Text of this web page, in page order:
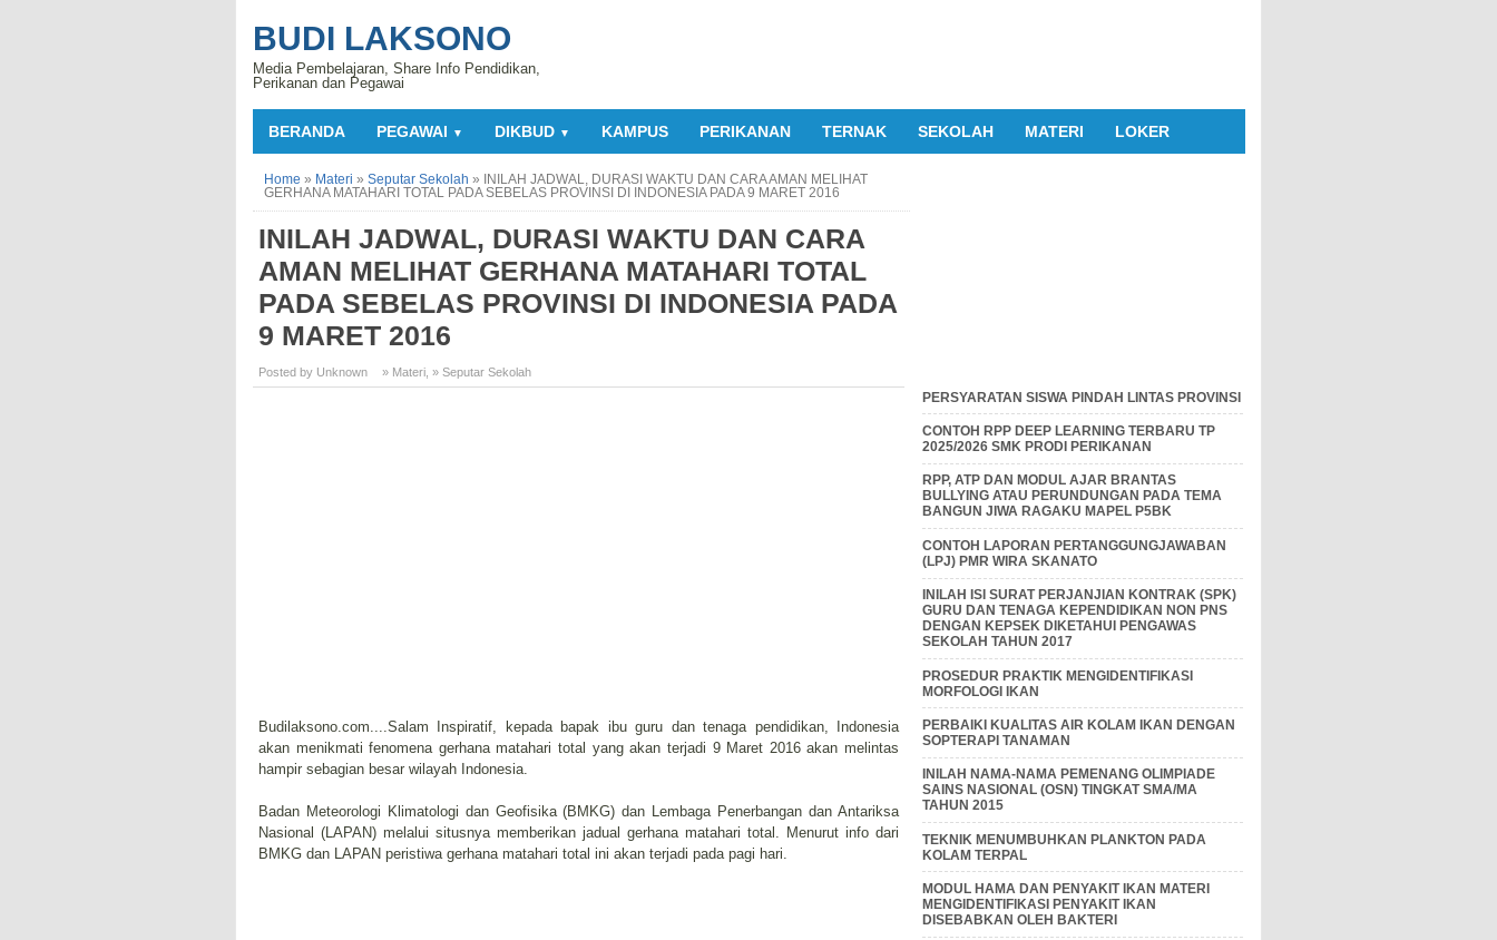
BUDI LAKSONO
Media Pembelajaran, Share Info Pendidikan,
Perikanan dan Pegawai
BERANDA PEGAWAI ▼ DIKBUD ▼ KAMPUS PERIKANAN TERNAK SEKOLAH MATERI LOKER
Home » Materi » Seputar Sekolah »
INILAH JADWAL, DURASI WAKTU DAN CARA AMAN MELIHAT
GERHANA MATAHARI TOTAL PADA SEBELAS PROVINSI DI INDONESIA PADA 9 MARET 2016
INILAH JADWAL, DURASI WAKTU DAN CARA
AMAN MELIHAT GERHANA MATAHARI TOTAL
PADA SEBELAS PROVINSI DI INDONESIA PADA
9 MARET 2016
Posted by Unknown » Materi » Seputar Sekolah
Budilaksono.com....Salam Inspiratif, kepada bapak ibu guru dan tenaga pendidikan, Indonesia
akan menikmati fenomena gerhana matahari total yang akan terjadi 9 Maret 2016 akan melintas
hampir sebagian besar wilayah Indonesia.
Badan Meteorologi Klimatologi dan Geofisika (BMKG) dan Lembaga Penerbangan dan Antariksa
Nasional (LAPAN) melalui situsnya memberikan jadual gerhana matahari total. Menurut info dari
BMKG dan LAPAN peristiwa gerhana matahari total ini akan terjadi pada pagi hari.
PERSYARATAN SISWA PINDAH LINTAS PROVINSI
CONTOH RPP DEEP LEARNING TERBARU TP
2025/2026 SMK PRODI PERIKANAN
RPP, ATP DAN MODUL AJAR BRANTAS
BULLYING ATAU PERUNDUNGAN PADA TEMA
BANGUN JIWA RAGAKU MAPEL P5BK
CONTOH LAPORAN PERTANGGUNGJAWABAN
(LPJ) PMR WIRA SKANATO
INILAH ISI SURAT PERJANJIAN KONTRAK (SPK)
GURU DAN TENAGA KEPENDIDIKAN NON PNS
DENGAN KEPSEK DIKETAHUI PENGAWAS
SEKOLAH TAHUN 2017
PROSEDUR PRAKTIK MENGIDENTIFIKASI
MORFOLOGI IKAN
PERBAIKI KUALITAS AIR KOLAM IKAN DENGAN
SOPTERAPI TANAMAN
INILAH NAMA-NAMA PEMENANG OLIMPIADE
SAINS NASIONAL (OSN) TINGKAT SMA/MA
TAHUN 2015
TEKNIK MENUMBUHKAN PLANKTON PADA
KOLAM TERPAL
MODUL HAMA DAN PENYAKIT IKAN MATERI
MENGIDENTIFIKASI PENYAKIT IKAN
DISEBABKAN OLEH BAKTERI